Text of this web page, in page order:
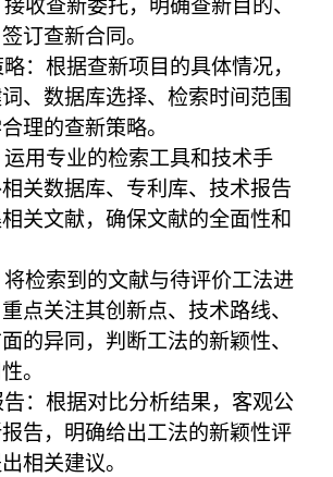
订查新合同。
：根据查新项目的具体情况，
、数据库选择、检索时间范围
理的查新策略。
用专业的检索工具和技术手
关数据库、专利库、技术报告
关文献，确保文献的全面性和
检索到的文献与待评价工法进
点关注其创新点、技术路线、
的异同，判断工法的新颖性、
。
：根据对比分析结果，客观公
告，明确给出工法的新颖性评
相关建议。